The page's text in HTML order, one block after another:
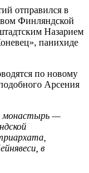
отправился в
Финляндской
Назарием
панихиде
по новому
Арсения
монастырь —
в